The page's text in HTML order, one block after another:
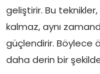
geliştirir. Bu teknikler,
kalmaz, aynı
güçlendirir. Böylece
daha derin bir